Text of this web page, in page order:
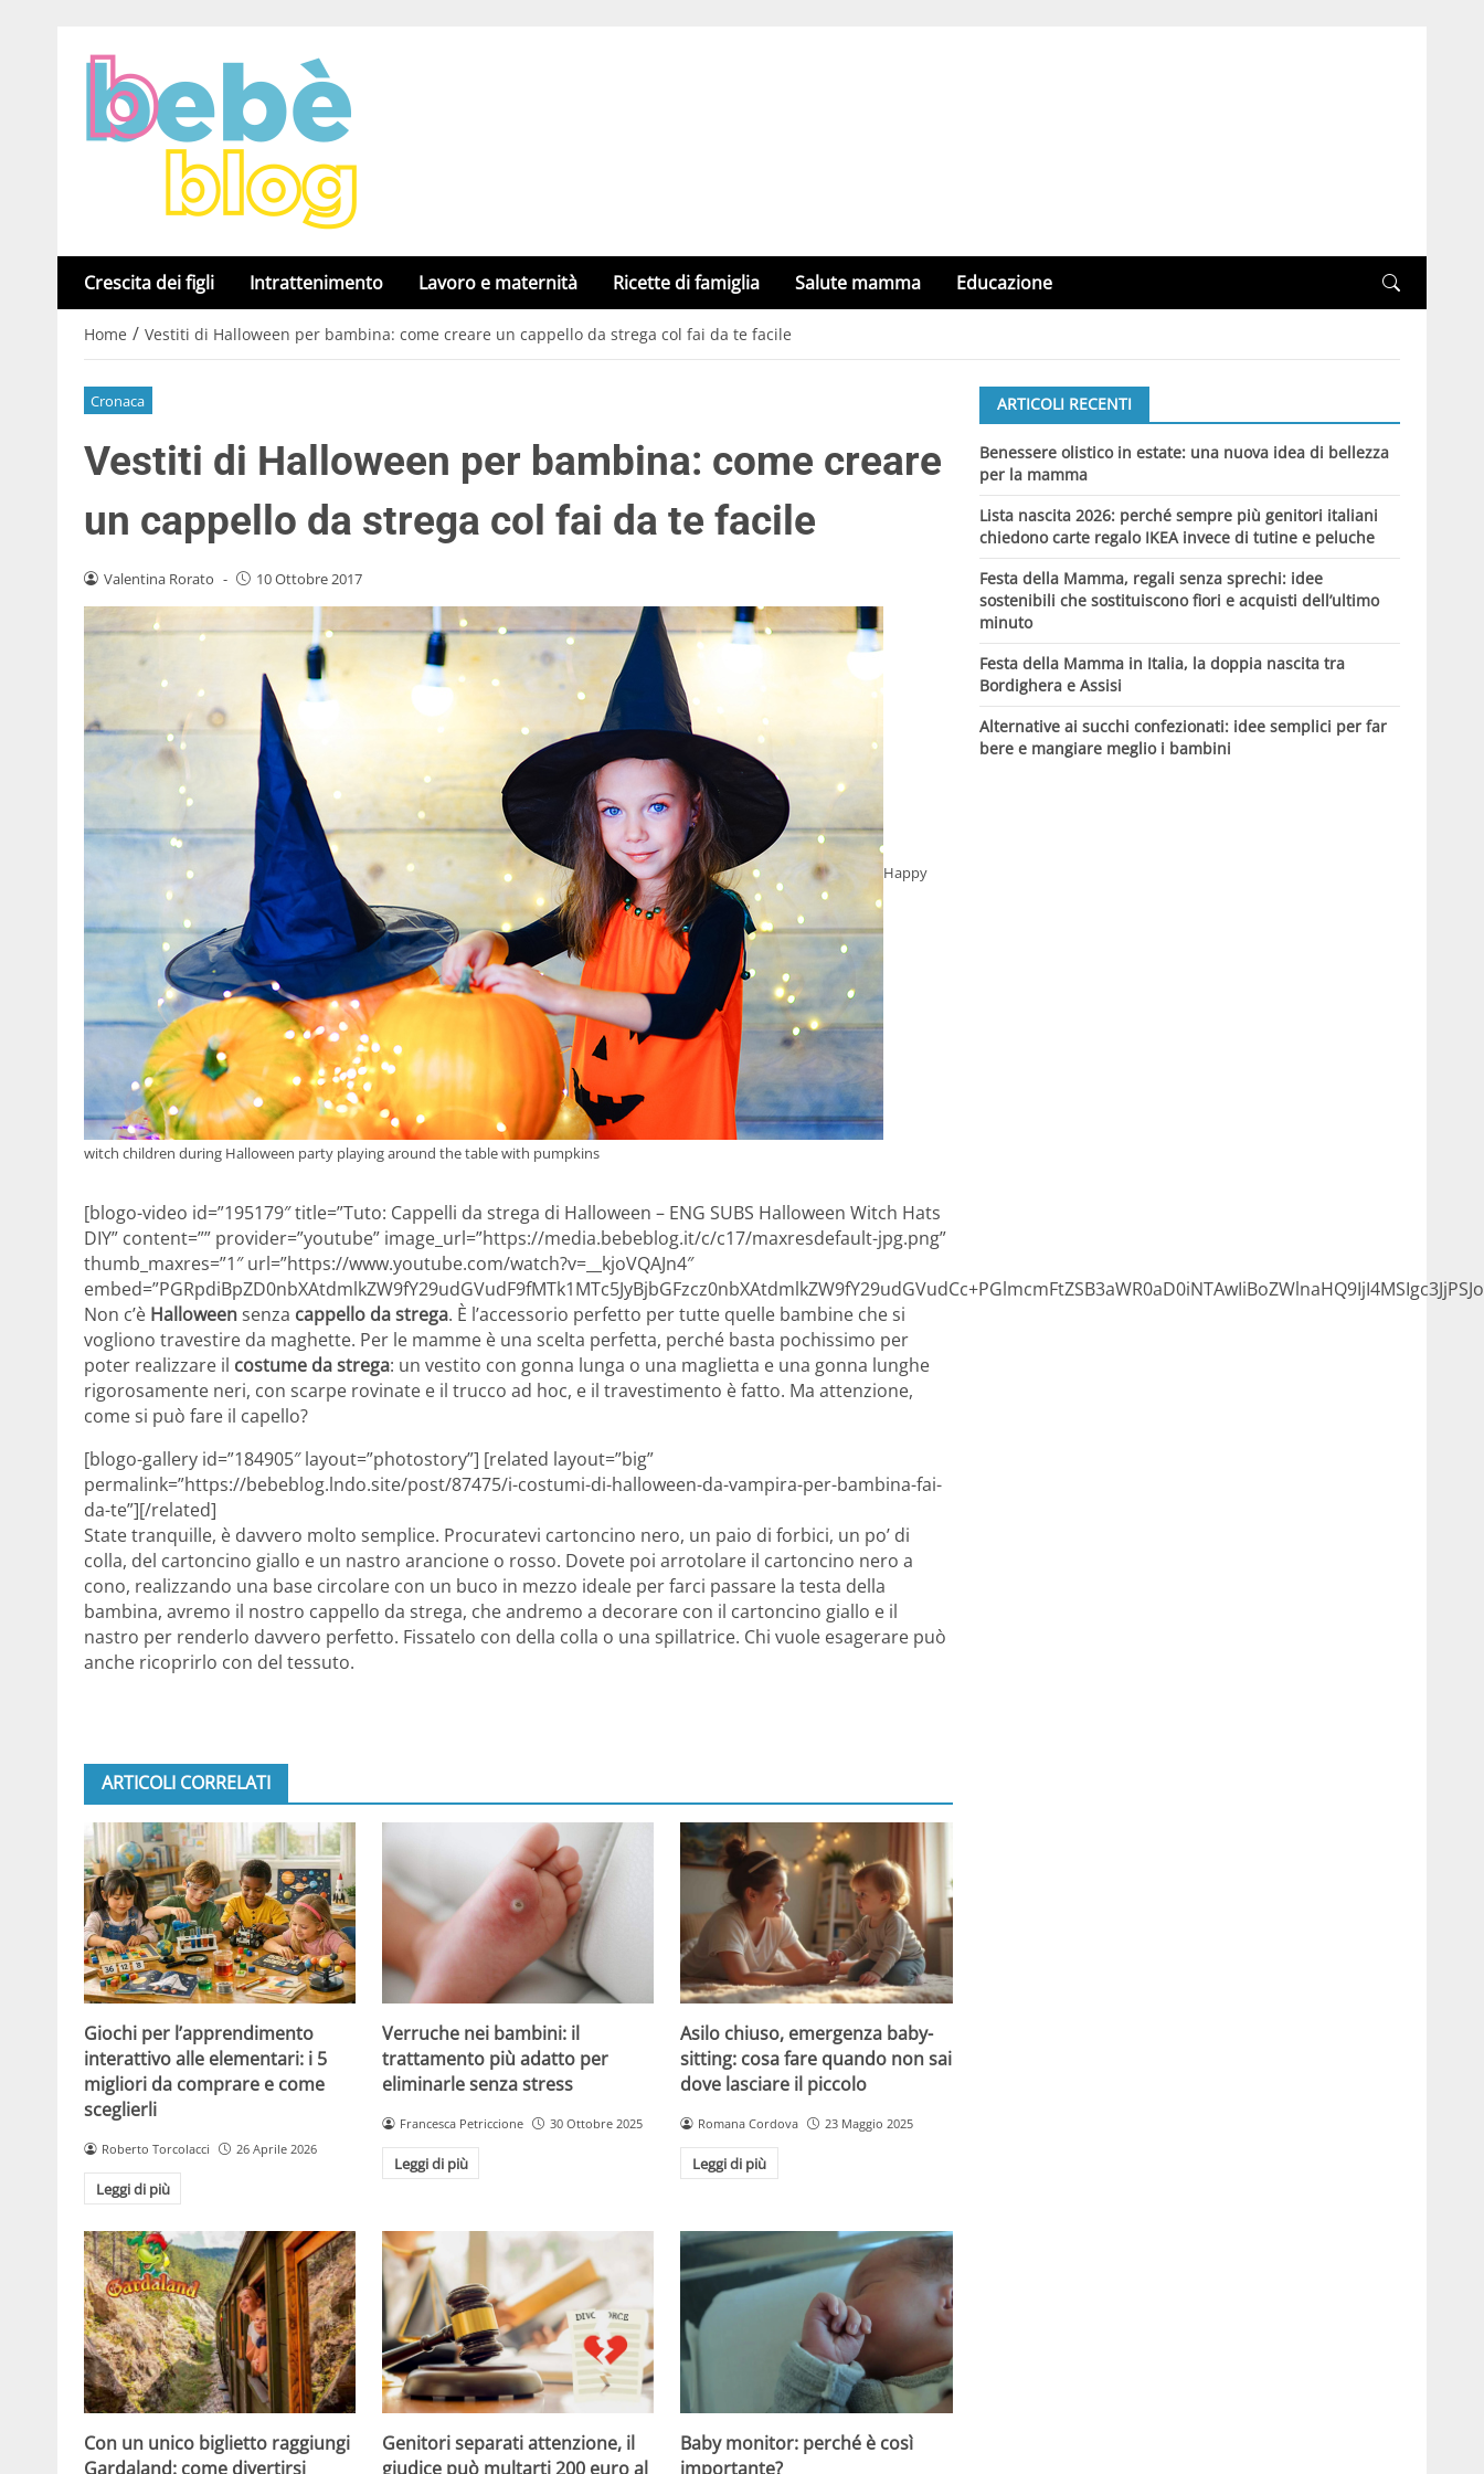
Crescita dei figli Intrattenimento Lavoro e maternità Ricette di famiglia Salute mamma Educazione
Home / Vestiti di Halloween per bambina: come creare un cappello da strega col fai da te facile
Cronaca
Vestiti di Halloween per bambina: come creare
un cappello da strega col fai da te facile
Valentina Rorato - 10 Ottobre 2017
Happy
witch children during Halloween party playing around the table with pumpkins
[blogo-video id=”195179″ title=”Tuto: Cappelli da strega di Halloween – ENG SUBS Halloween Witch Hats
DIY” content=”” provider=”youtube” image_url=”https://media.bebeblog.it/c/c17/maxresdefault-jpg.png”
thumb_maxres=”1″ url=”https://www.youtube.com/watch?v=__kjoVQAJn4″
Non c’è Halloweensenza cappello da strega. È l’accessorio perfetto per tutte quelle bambine che si
vogliono travestire da maghette. Per le mamme è una scelta perfetta, perché basta pochissimo per
poter realizzare il costume da strega: un vestito con gonna lunga o una maglietta e una gonna lunghe
rigorosamente neri, con scarpe rovinate e il trucco ad hoc, e il travestimento è fatto. Ma attenzione,
come si può fare il capello?
[blogo-gallery id=”184905″ layout=”photostory”] [related layout=”big”
permalink=”https://bebeblog.lndo.site/post/87475/i-costumi-di-halloween-da-vampira-per-bambina-fai-
da-te”][/related]
State tranquille, è davvero molto semplice. Procuratevi cartoncino nero, un paio di forbici, un po’ di
colla, del cartoncino giallo e un nastro arancione o rosso. Dovete poi arrotolare il cartoncino nero a
cono, realizzando una base circolare con un buco in mezzo ideale per farci passare la testa della
bambina, avremo il nostro cappello da strega, che andremo a decorare con il cartoncino giallo e il
nastro per renderlo davvero perfetto. Fissatelo con della colla o una spillatrice. Chi vuole esagerare può
anche ricoprirlo con del tessuto.
ARTICOLI CORRELATI
Giochi per l’apprendimento
interattivo alle elementari: i 5
migliori da comprare e come
sceglierli
Roberto Torcolacci 26 Aprile 2026
Leggi di più
Verruche nei bambini: il
trattamento più adatto per
eliminarle senza stress
Francesca Petriccione 30 Ottobre 2025
Leggi di più
Asilo chiuso, emergenza baby-
sitting: cosa fare quando non sai
dove lasciare il piccolo
Romana Cordova 23 Maggio 2025
Leggi di più
Con un unico biglietto raggiungi
Gardaland: come divertirsi
Genitori separati attenzione, il
giudice può multarti 200 euro al
Baby monitor: perché è così
importante?
ARTICOLI RECENTI
Benessere olistico in estate: una nuova idea di bellezza
per la mamma
Lista nascita 2026: perché sempre più genitori italiani
chiedono carte regalo IKEA invece di tutine e peluche
Festa della Mamma, regali senza sprechi: idee
sostenibili che sostituiscono fiori e acquisti dell’ultimo
minuto
Festa della Mamma in Italia, la doppia nascita tra
Bordighera e Assisi
Alternative ai succhi confezionati: idee semplici per far
bere e mangiare meglio i bambini